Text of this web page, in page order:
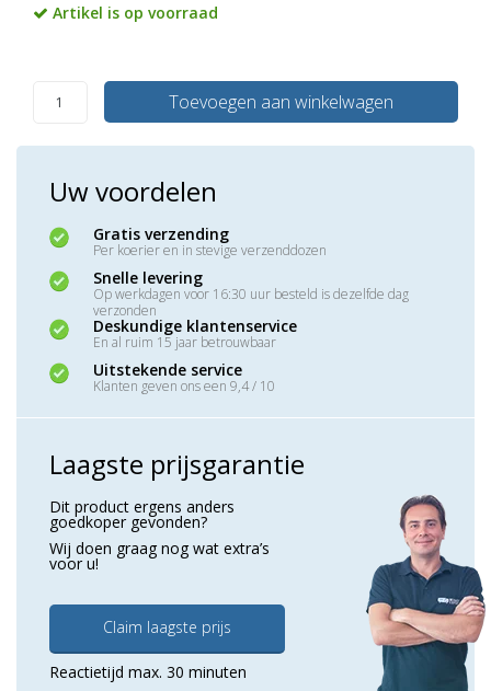
Artikel is op voorraad
Toevoegen aan winkelwagen
Uw voordelen
Gratis verzending
Per koerier en in stevige verzenddozen
Snelle levering
Op werkdagen voor 16:30 uur besteld is dezelfde dag
verzonden
Deskundige klantenservice
En al ruim 15 jaar betrouwbaar
Uitstekende service
Klanten geven ons een 9,4 / 10
Laagste prijsgarantie
Dit product ergens anders
goedkoper gevonden?
Wij doen graag nog wat extra’s
voor u!
Claim laagste prijs
Reactietijd max. 30 minuten